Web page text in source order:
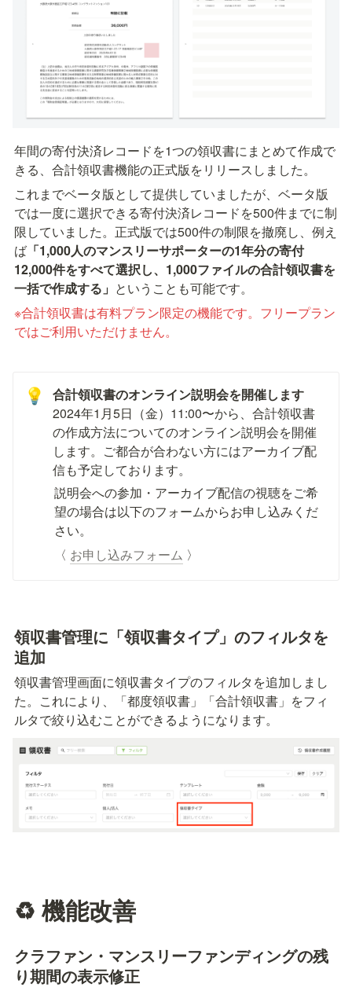
年間の寄付決済レコードを1つの領収書にまとめて作成で
きる、合計領収書機能の正式版をリリースしました。
これまでベータ版として提供していましたが、ベータ版
では一度に選択できる寄付決済レコードを500件までに制
限していました。正式版では500件の制限を撤廃し、例え
ば 「1,000人のマンスリーサポーターの1年分の寄付
12,000件をすべて選択し、1,000ファイルの合計領収書を
一括で作成する」 ということも可能です。
※合計領収書は有料プラン限定の機能です。フリープラン
ではご利用いただけません。
💡
2024年1月5日（金）11:00〜から、合計領収書
の作成方法についてのオンライン説明会を開催
します。ご都合が合わない方にはアーカイブ配
信も予定しております。
説明会への参加・アーカイブ配信の視聴をご希
望の場合は以下のフォームからお申し込みくだ
さい。
〈 お申し込みフォーム 〉
領収書管理に「領収書タイプ」のフィルタを
追加
領収書管理画面に領収書タイプのフィルタを追加しまし
た。これにより、「都度領収書」「合計領収書」をフィ
ルタで絞り込むことができるようになります。
♻️ 機能改善
クラファン・マンスリーファンディングの残
り期間の表示修正